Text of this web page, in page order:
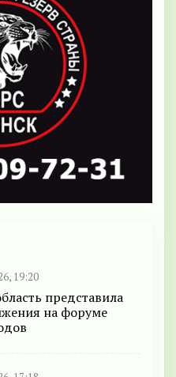
19:20
представила
на форуме